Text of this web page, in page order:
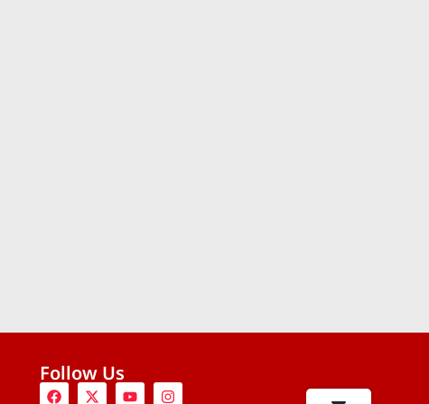
Follow Us